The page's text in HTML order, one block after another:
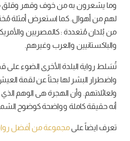
وما يشعرون به من خوف وقهر وقلق
لهم من أهوال. كما استعرض أمثلة
من بُلدان مُتعددة : كالمصريين
والباكستانيين والعرب وغيرهم.
تُسَلط رواية البلدة الأخرى الضوء على
واضطرار البشر لها بحثاً عن لقمة
ولعائلاتهم. وأن الهجرة هى الوهم
أنه حقيقة كاملة وواضحة كوضوح
تعرف ايضاً علىمجموعة من أفضل